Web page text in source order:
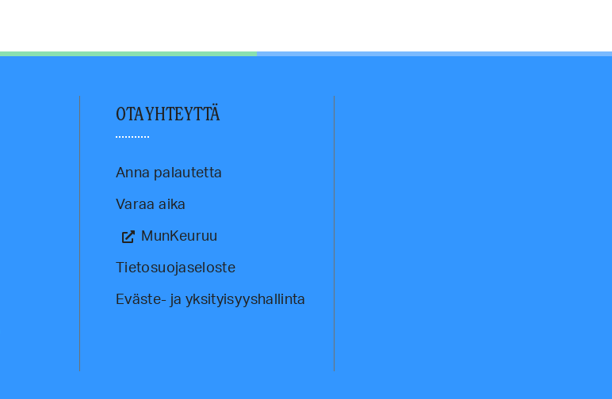
OTA YHTEYTTÄ
Anna palautetta
Varaa aika
MunKeuruu
Tietosuojaseloste
Eväste- ja yksityisyyshallinta